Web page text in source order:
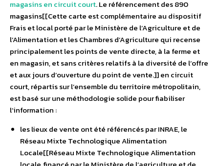
magasins en circuit court. Le référencement des 890
magasins[[Cette carte est complémentaire au dispositif
Frais et local porté par le Ministère de l’Agriculture et de
l’Alimentation et les Chambres d’Agriculture qui recense
principalement les points de vente directe, à la ferme et
en magasin, et sans critères relatifs à la diversité de l’offre
et aux jours d’ouverture du point de vente.]] en circuit
court, répartis sur l’ensemble du territoire métropolitain,
est basé sur une méthodologie solide pour fiabiliser
l’information :
les lieux de vente ont été référencés par INRAE, le
Réseau Mixte Technologique Alimentation
Locale[[Réseau Mixte Technologique Alimentation